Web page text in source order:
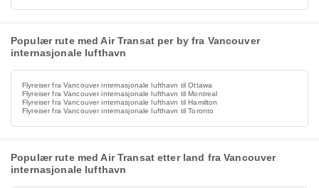
Populær rute med Air Transat per by fra Vancouver
internasjonale lufthavn
Flyreiser fra Vancouver internasjonale lufthavn til Ottawa
Flyreiser fra Vancouver internasjonale lufthavn til Montreal
Flyreiser fra Vancouver internasjonale lufthavn til Hamilton
Flyreiser fra Vancouver internasjonale lufthavn til Toronto
Populær rute med Air Transat etter land fra Vancouver
internasjonale lufthavn